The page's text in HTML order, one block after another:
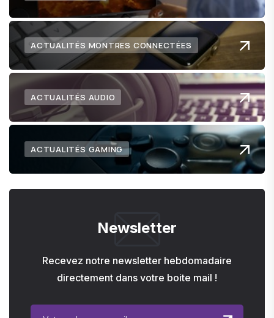
ACTUALITÉS MONTRES CONNECTÉES
ACTUALITÉS AUDIO
ACTUALITÉS GAMING
Newsletter
Recevez notre newsletter hebdomadaire
directement dans votre boite mail !